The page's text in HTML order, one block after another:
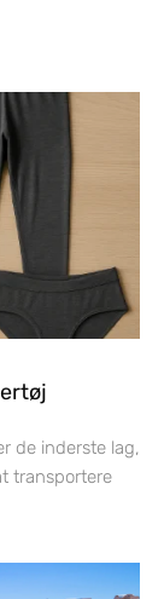
de inderste lag,
transportere